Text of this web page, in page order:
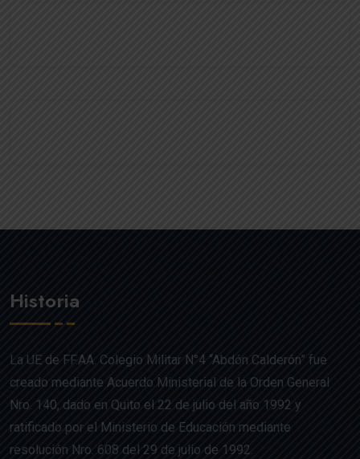
Historia
La UE de FF.AA. Colegio Militar N°4 “Abdón Calderón” fue
creado mediante Acuerdo Ministerial de la Orden General
Nro. 140, dado en Quito el 22 de julio del año 1992 y
ratificado por el Ministerio de Educación mediante
resolución Nro. 608 del 29 de julio de 1992.